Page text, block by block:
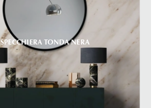
SPECCHIERA TONDA NERA